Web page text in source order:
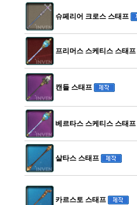
슈페리어 크로스 스태프
프리머스 스케티스 스태프
캔들 스태프
베르타스 스케티스 스태프
살타스 스태프
카르스토 스태프